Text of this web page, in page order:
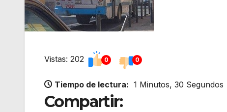
Vistas: 202 0 0
Tiempo de lectura: 1 Minutos, 30 Segundos
Compartir: